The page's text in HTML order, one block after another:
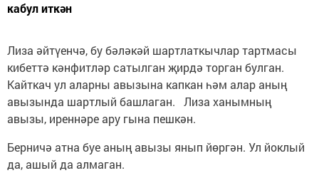
кабул иткән
Лиза әйтүенчә, бу бәләкәй шартлаткычлар тартмасы
кибеттә кәнфитләр сатылган җирдә торган булган.
Кайткач ул аларны авызына капкан һәм алар аның
авызында шартлый башлаган. Лиза ханымның
авызы, иреннәре ару гына пешкән.
Берничә атна буе аның авызы янып йөргән. Ул йоклый
да, ашый да алмаган.